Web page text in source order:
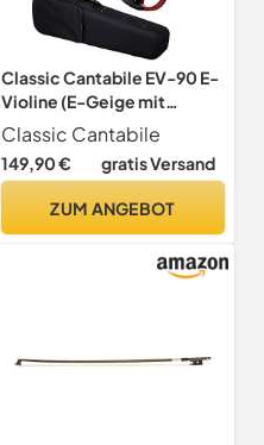
Classic Cantabile EV-90 E-
Violine (E-Geige mit
Tonabnehmer,
Fichte/Ahorn/Ebenholz)
natur matt
Classic Cantabile
149,90 € gratis Versand
ZUM ANGEBOT